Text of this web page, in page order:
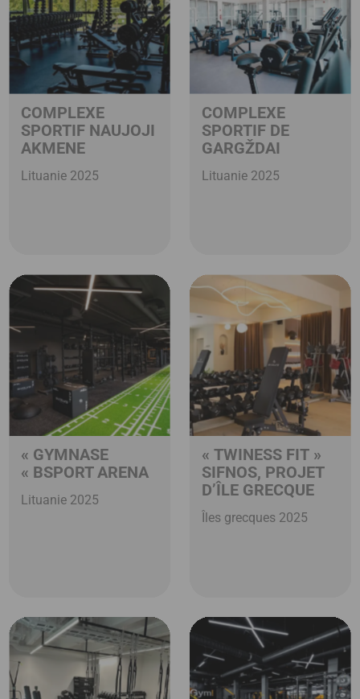
COMPLEXE
SPORTIF NAUJOJI
AKMENE
Lituanie 2025
COMPLEXE
SPORTIF DE
GARGŽDAI
Lituanie 2025
« GYMNASE
« BSPORT ARENA
Lituanie 2025
« TWINESS FIT »
SIFNOS, PROJET
D’ÎLE GRECQUE
Îles grecques 2025